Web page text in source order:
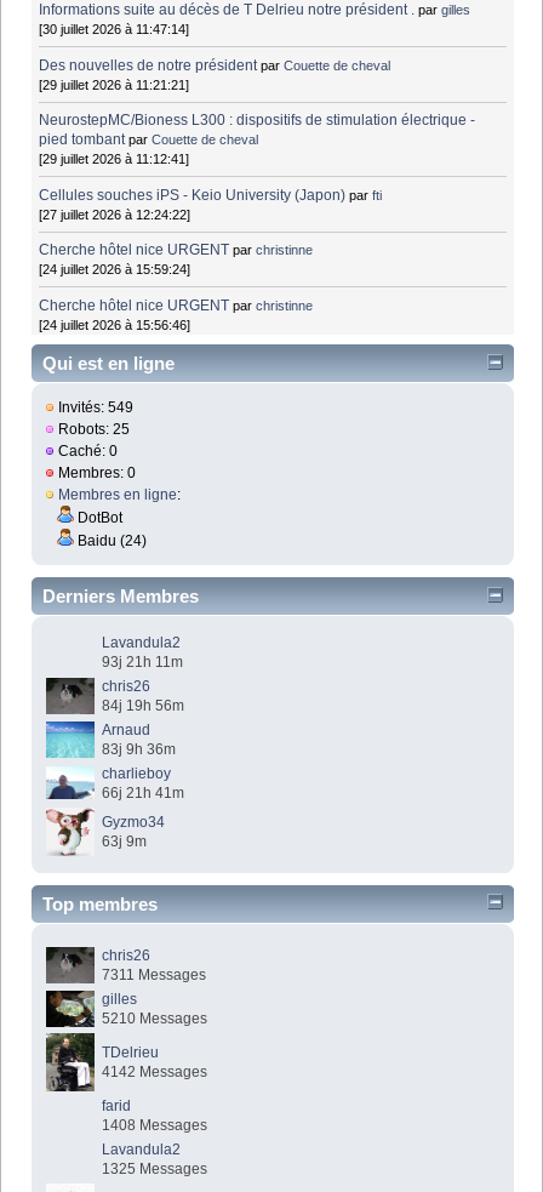
Informations suite au décès de T Delrieu notre président . pargilles
[30 juillet 2026 à 11:47:14]
Des nouvelles de notre président parCouette de cheval
[29 juillet 2026 à 11:21:21]
NeurostepMC/Bioness L300 : dispositifs de stimulation électrique -
pied tombant parCouette de cheval
[29 juillet 2026 à 11:12:41]
Cellules souches iPS - Keio University (Japon) parfti
[27 juillet 2026 à 12:24:22]
Cherche hôtel nice URGENT parchristinne
[24 juillet 2026 à 15:59:24]
Cherche hôtel nice URGENT parchristinne
[24 juillet 2026 à 15:56:46]
Qui est en ligne
Invités: 549
Robots: 25
Caché: 0
Membres: 0
Membres en ligne:
DotBot
Baidu (24)
Derniers Membres
Lavandula2
93j 21h 11m
chris26
84j 19h 56m
Arnaud
83j 9h 36m
charlieboy
66j 21h 41m
Gyzmo34
63j 9m
Top membres
chris26
7311 Messages
gilles
5210 Messages
TDelrieu
4142 Messages
farid
1408 Messages
Lavandula2
1325 Messages